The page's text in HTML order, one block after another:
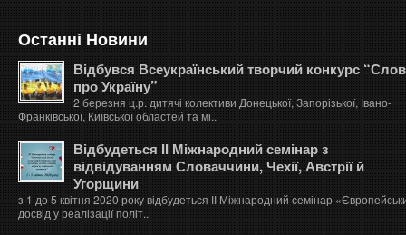
Останні Новини
Відбувся Всеукраїнський творчий конкурс
про Україну”
2 березня ц.р. дитячі колективи Донецької, Запорізької, Івано-
Франківської, Київської областей та мі..
Відбудеться ІІ Міжнародний семінар з
відвідуванням Словаччини, Чехії, Австрії й
Угорщини
з 1 до 5 квітня 2020 року відбудеться ІІ Міжнародний семінар
досвід у реалізації політ..